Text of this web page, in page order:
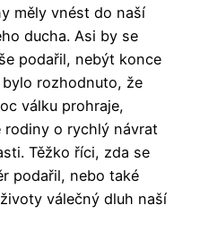
měly vnést do naší
ducha. Asi by se
podařil, nebýt konce
rozhodnuto, že
válku prohraje,
rodiny o rychlý návrat
Těžko říci, zda se
podařil, nebo také
válečný dluh naší